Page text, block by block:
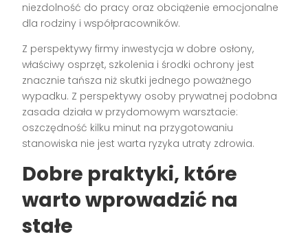
niezdolność do pracy oraz obciążenie emocjonalne
dla rodziny i współpracowników.
Z perspektywy firmy inwestycja w dobre osłony,
właściwy osprzęt, szkolenia i środki ochrony jest
znacznie tańsza niż skutki jednego poważnego
wypadku. Z perspektywy osoby prywatnej podobna
zasada działa w przydomowym warsztacie:
oszczędność kilku minut na przygotowaniu
stanowiska nie jest warta ryzyka utraty zdrowia.
Dobre praktyki, które
warto wprowadzić na
stałe